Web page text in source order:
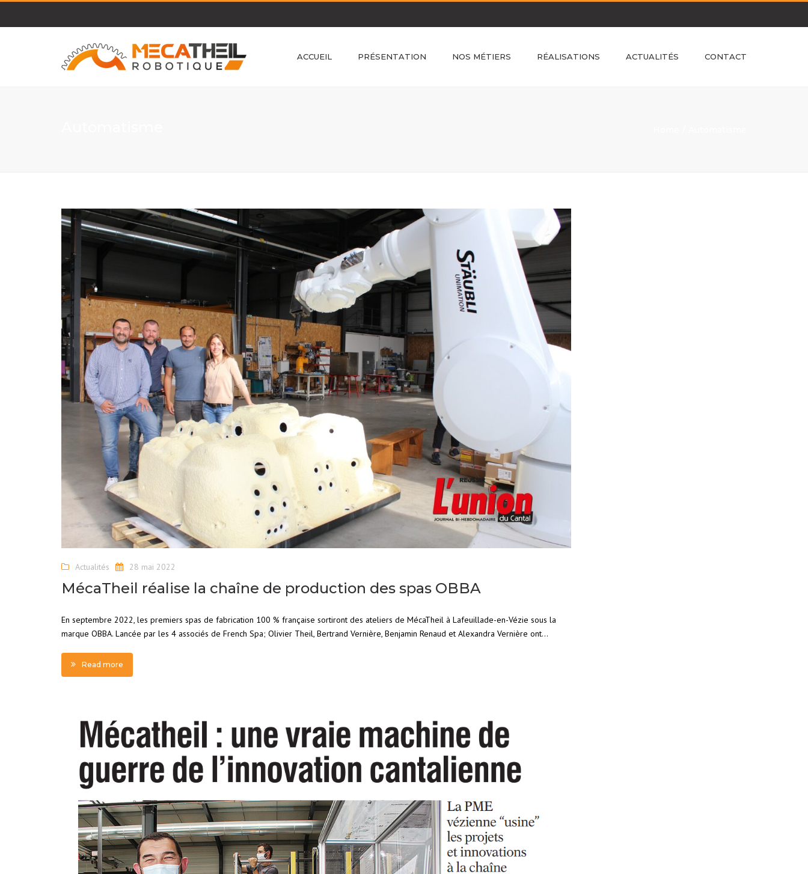
ACCUEIL PRÉSENTATION NOS MÉTIERS RÉALISATIONS ACTUALITÉS CONTACT
Actualités 28 mai 2022
MécaTheil réalise la chaîne de production des spas OBBA
En septembre 2022, les premiers spas de fabrication 100 % française sortiront des ateliers de MécaTheil à Lafeuillade-en-Vézie sous la
marque OBBA. Lancée par les 4 associés de French Spa; Olivier Theil, Bertrand Vernière, Benjamin Renaud et Alexandra Vernière ont...
Read more